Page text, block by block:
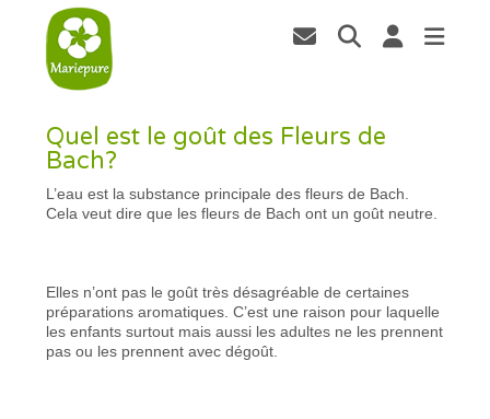
Quel est le goût des Fleurs de
Bach?
L’eau est la substance principale des fleurs de Bach.
Cela veut dire que les fleurs de Bach ont un goût neutre.
Elles n’ont pas le goût très désagréable de certaines
préparations aromatiques. C’est une raison pour laquelle
les enfants surtout mais aussi les adultes ne les prennent
pas ou les prennent avec dégoût.